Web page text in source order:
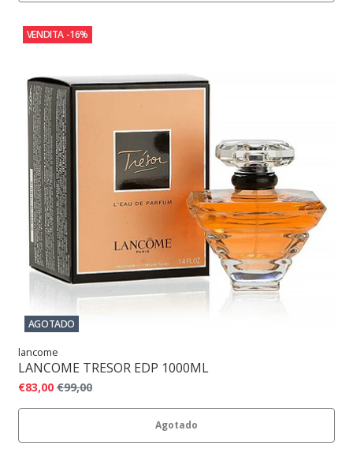
VENDITA -16%
AGOTADO
lancome
LANCOME TRESOR EDP 1000ML
€83,00 €99,00
Agotado